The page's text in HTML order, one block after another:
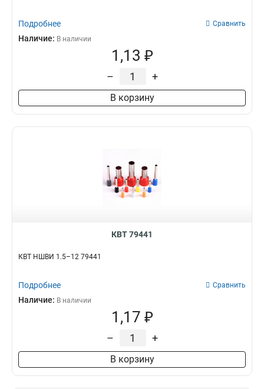
Подробнее Сравнить
Наличие: В наличии
1,13 ₽
– +
В корзину
КВТ 79441
КВТ НШВИ 1.5–12 79441
Подробнее Сравнить
Наличие: В наличии
1,17 ₽
– +
В корзину